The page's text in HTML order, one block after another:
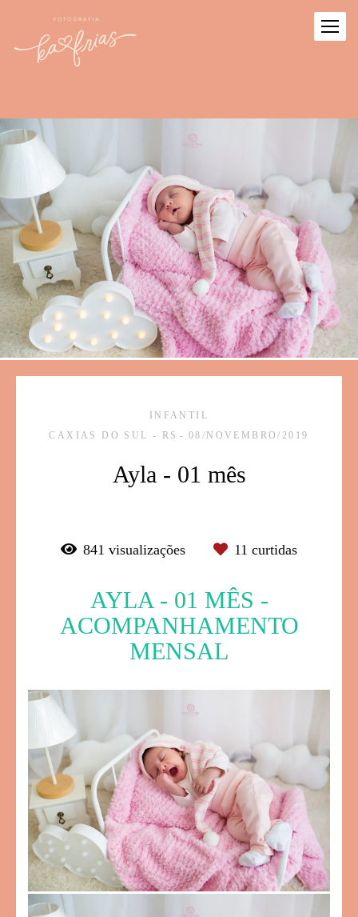
INFANTIL
CAXIAS DO SUL - RS
08/NOVEMBRO/2019
Ayla - 01 mês
841 visualizações 11 curtidas
AYLA - 01 MÊS -
ACOMPANHAMENTO
MENSAL